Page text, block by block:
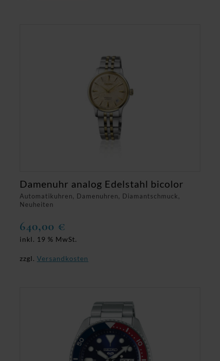
Automatikuhren, Damenuhren, Diamantschmuck,
Neuheiten
Damenuhr analog Edelstahl bicolor
640,00 €
inkl. 19 % MwSt.
zzgl. Versandkosten